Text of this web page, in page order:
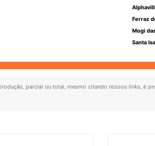
Ferraz
Mogi
Santa
parcial ou total, mesmo citando nossos links, é